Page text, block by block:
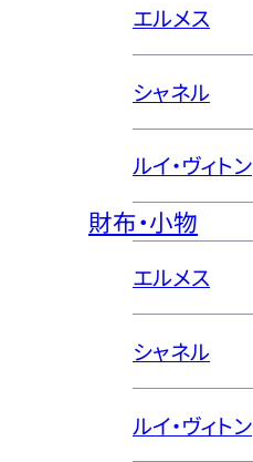
エルメス
シャネル
ルイ・ヴィトン
財布・小物
エルメス
シャネル
ルイ・ヴィトン